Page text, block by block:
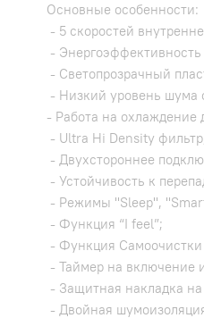
Основные особенности:
- 5 скоростей
- Энергоэффективность
- Светопрозрачный
- Низкий уровень шума
- Работа на охлаждение
- Ultra Hi Density
- Двухстороннее
- Устойчивость к
- Режимы "Sleep",
- Функция “I feel”;
- Функция Самоочистки
- Таймер на включение
- Защитная накладка
- Двойная